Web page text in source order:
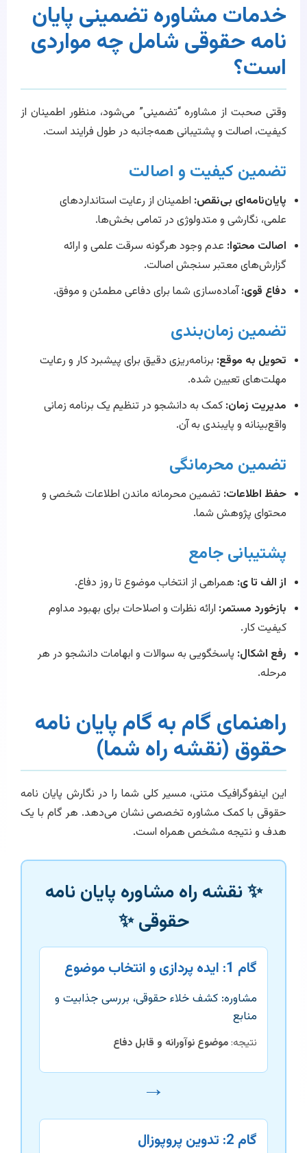
خدمات مشاوره تضمینی پایان
نامه حقوقی شامل چه مواردی
است؟
وقتی صحبت از مشاوره “تضمینی” می‌شود، منظور اطمینان از
کیفیت، اصالت و پشتیبانی همه‌جانبه در طول فرایند است.
تضمین کیفیت و اصالت
پایان‌نامه‌ای بی‌نقص: اطمینان از رعایت استانداردهای
علمی، نگارشی و متدولوژی در تمامی بخش‌ها.
اصالت محتوا: عدم وجود هرگونه سرقت علمی و ارائه
گزارش‌های معتبر سنجش اصالت.
دفاع قوی:آماده‌سازی شما برای دفاعی مطمئن و موفق.
تضمین زمان‌بندی
تحویل به موقع: برنامه‌ریزی دقیق برای پیشبرد کار و رعایت
مهلت‌های تعیین شده.
مدیریت زمان: کمک به دانشجو در تنظیم یک برنامه زمانی
واقع‌بینانه و پایبندی به آن.
تضمین محرمانگی
حفظ اطلاعات: تضمین محرمانه ماندن اطلاعات شخصی و
محتوای پژوهش شما.
پشتیبانی جامع
از الف تا ی: همراهی از انتخاب موضوع تا روز دفاع.
بازخورد مستمر: ارائه نظرات و اصلاحات برای بهبود مداوم
کیفیت کار.
رفع اشکال: پاسخگویی به سوالات و ابهامات دانشجو در هر
مرحله.
راهنمای گام به گام پایان نامه
حقوق (نقشه راه شما)
این اینفوگرافیک متنی، مسیر کلی شما را در نگارش پایان نامه
حقوقی با کمک مشاوره تخصصی نشان می‌دهد. هر گام با یک
هدف و نتیجه مشخص همراه است.
✨ نقشه راه مشاوره پایان نامه
حقوقی ✨
گام 1: ایده پردازی و انتخاب موضوع
مشاوره: کشف خلاء حقوقی، بررسی جذابیت و
منابع
نتیجه: موضوع نوآورانه و قابل دفاع
→
گام 2: تدوین پروپوزال